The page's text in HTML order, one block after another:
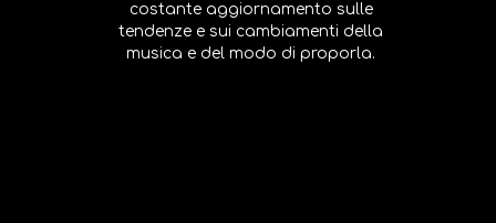
costante aggiornamento sulle
tendenze e sui cambiamenti della
musica e del modo di proporla.